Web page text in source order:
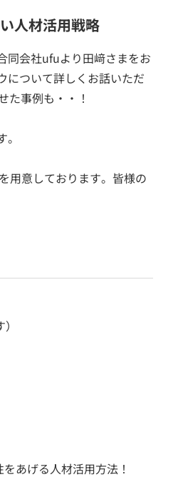
人材活用戦略
同会社ufuより田﨑さまをお
について詳しくお話いただ
た事例も・・！
用意しております。皆様の
あげる人材活用方法！